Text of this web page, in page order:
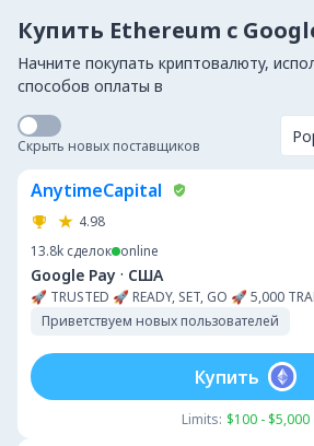
Купить Ethereum с
Начните покупать криптовалюту,
способов оплаты в
Скрыть новых поставщиков
AnytimeCapital
4.98
13.8k сделок online
Google Pay · США
🚀 TRUSTED 🚀 READY, SET, GO 🚀 5,000
Приветствуем новых пользователей
Limits: $100 - $5,000
Купить